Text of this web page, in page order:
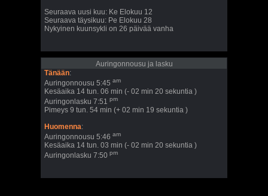
Seuraava uusi kuu: Ke Elokuu 12
Seuraava täysikuu: Pe Elokuu 28
Nykyinen kuunsykli on 26 päivää vanha
Auringonnousu ja lasku
Tänään:
Auringonnousu 5:45 am
Kesäaika 14 tun. 06 min (- 02 min 20 sekuntia )
Auringonlasku 7:51 pm
Pimeys 9 tun. 54 min (+ 02 min 19 sekuntia )
Huomenna:
Auringonnousu 5:46 am
Kesäaika 14 tun. 03 min (- 02 min 20 sekuntia )
Auringonlasku 7:50 pm